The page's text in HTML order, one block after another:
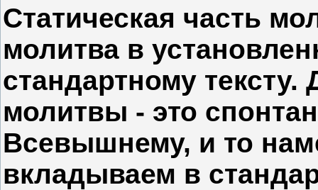
Статическая часть
молитва в
стандартному
молитвы - это
Всевышнему, и то
вкладываем в